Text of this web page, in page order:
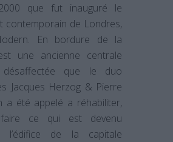
que fut inauguré le
contemporain de Londres,
En bordure de la
une ancienne centrale
désaffectée que le duo
Jacques Herzog & Pierre
a été appelé a réhabiliter,
ce qui est devenu
l’édifice de la capitale